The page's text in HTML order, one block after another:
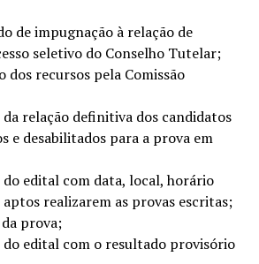
de impugnação à relação de
seletivo do Conselho Tutelar;
dos recursos pela Comissão
relação definitiva dos candidatos
e desabilitados para a prova em
do edital com data, local, horário
realizarem as provas escritas;
prova;
do edital com o resultado provisório